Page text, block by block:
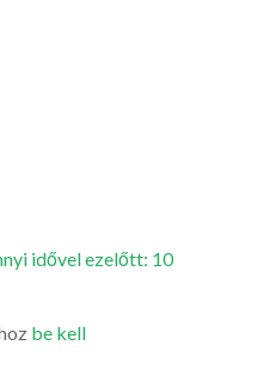
idővel ezelőtt: 10
be kell